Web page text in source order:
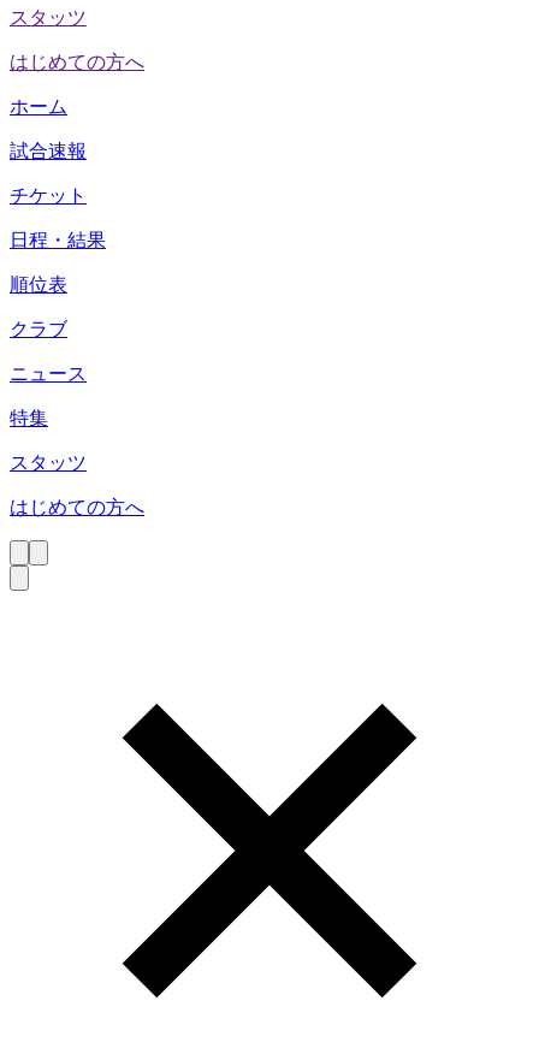
スタッツ
はじめての方へ
ホーム
試合速報
チケット
日程・結果
順位表
クラブ
ニュース
特集
スタッツ
はじめての方へ